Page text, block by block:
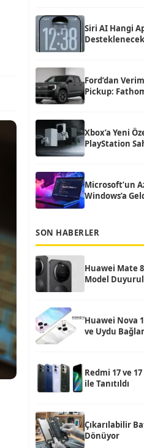
Siri AI Hangi
Ford’dan
Pickup:
Xbox’a Yeni
PlayStation
Microsoft’un
Windows’a
SON HABERLER
Huawei Mate
Model
Huawei Nova
ve Uydu
Redmi 17 ve
ile Tanıtıldı
Çıkarılabilir
Dönüyor